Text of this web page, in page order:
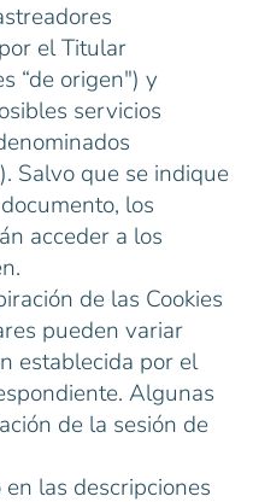
el Titular
“de origen") y
servicios
Salvo que se indique
los
acceder a los
de las Cookies
pueden variar
establecida por el
Algunas
de la sesión de
las descripciones